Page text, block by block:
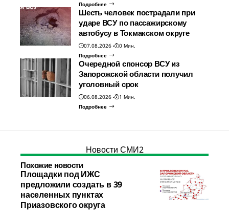
Подробнее
Шесть человек пострадали при
ударе ВСУ по пассажирскому
автобусу в Токмакском округе
07.08.2026
0 Мин.
Подробнее
Очередной спонсор ВСУ из
Запорожской области получил
уголовный срок
06.08.2026
1 Мин.
Подробнее
Новости СМИ2
Похожие новости
Площадки под ИЖС
предложили создать в 39
населенных пунктах
Приазовского округа